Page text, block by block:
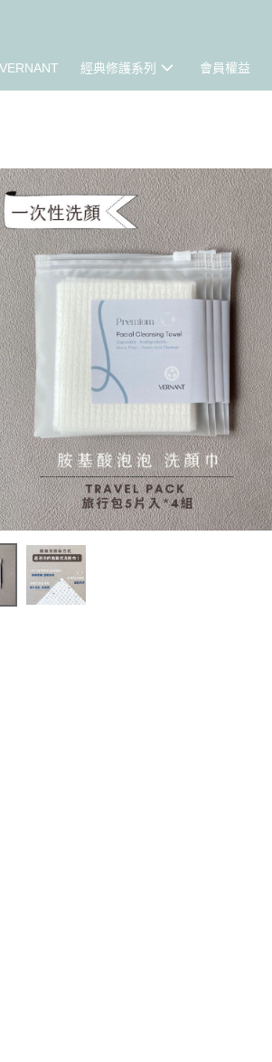
經典修護系列 會員權益